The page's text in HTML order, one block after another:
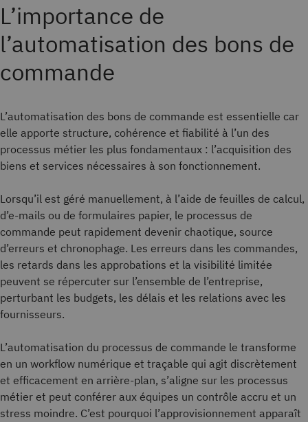
L’importance de
l’automatisation des bons de
commande
L’automatisation des bons de commande est essentielle car
elle apporte structure, cohérence et fiabilité à l’un des
processus métier les plus fondamentaux : l’acquisition des
biens et services nécessaires à son fonctionnement.
Lorsqu’il est géré manuellement, à l’aide de feuilles de calcul,
d’e-mails ou de formulaires papier, le processus de
commande peut rapidement devenir chaotique, source
d’erreurs et chronophage. Les erreurs dans les commandes,
les retards dans les approbations et la visibilité limitée
peuvent se répercuter sur l’ensemble de l’entreprise,
perturbant les budgets, les délais et les relations avec les
fournisseurs.
L’automatisation du processus de commande le transforme
en un workflow numérique et traçable qui agit discrètement
et efficacement en arrière-plan, s’aligne sur les processus
métier et peut conférer aux équipes un contrôle accru et un
stress moindre. C’est pourquoi l’approvisionnement apparaît